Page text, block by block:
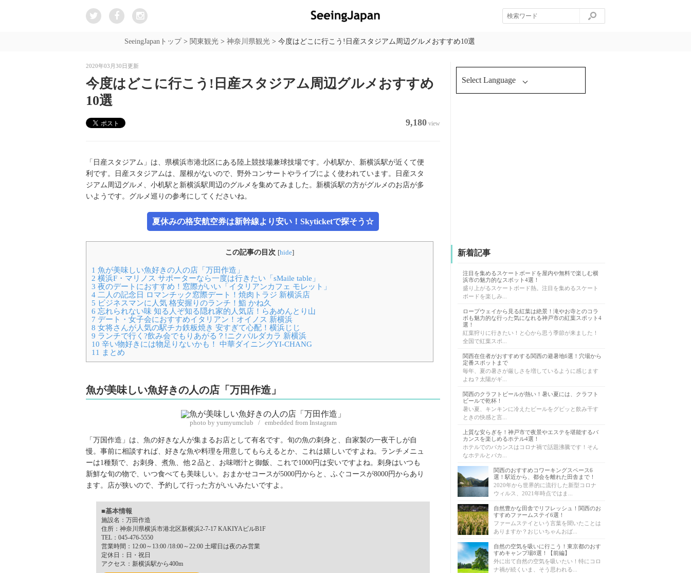
SeeingJapanトップ> 関東観光> 神奈川県観光> 今度はどこに行こう!日産スタジアム周辺グルメおすすめ10選
2020年03月30日更新
今度はどこに行こう!日産スタジアム周辺グルメおすすめ
10選
9,180 view
「日産スタジアム」は、県横浜市港北区にある陸上競技場兼球技場です。小机駅か、新横浜駅が近くて便
利です。日産スタジアムは、屋根がないので、野外コンサートやライブによく使われています。日産スタ
ジアム周辺グルメ、小机駅と新横浜駅周辺のグルメを集めてみました。新横浜駅の方がグルメのお店が多
いようです。グルメ巡りの参考にしてくださいね。
夏休みの格安航空券は新幹線より安い！Skyticketで探そう☆
この記事の目次 [hide]
1 魚が美味しい魚好きの人の店「万田作造」
2 横浜F・マリノス サポーターなら一度は行きたい「sMaile table」
3 夜のデートにおすすめ！窓際がいい「イタリアンカフェ モレット」
4 二人の記念日 ロマンチック窓際デート！焼肉トラジ 新横浜店
5 ビジネスマンに人気 格安握りのランチ！鮨 かね久
6 忘れられない味 知る人ぞ知る隠れ家的人気店！らあめんとり山
7 デート・女子会におすすめイタリアン！オイノス 新横浜
8 女将さんが人気の駅チカ鉄板焼き 安すぎて心配！横浜じじ
9 ランチで行く?飲み会でもりあがる？!ニクパルダカラ 新横浜
10 辛い物好きには物足りないかも！ 中華ダイニングYI-CHANG
11 まとめ
魚が美味しい魚好きの人の店「万田作造」
photo by yumyumclub / embedded from Instagram
「万国作造」は、魚の好きな人が集まるお店として有名です。旬の魚の刺身と、自家製の一夜干しが自
慢。事前に相談すれば、好きな魚や料理を用意してもらえるとか、これは嬉しいですよね。ランチメニュ
ーは1種類で、お刺身、煮魚、他２品と、お味噌汁と御飯、これで1000円は安いですよね。刺身はいつも
新鮮な旬の物で、いつ食べても美味しい。おまかせコースが5000円からと、ふぐコースが8000円からあり
ます。店が狭いので、予約して行った方がいいみたいですよ。
■基本情報
施設名：万田作造
住所：神奈川県横浜市港北区新横浜2-7-17 KAKIYAビルB1F
TEL：045-476-5550
営業時間：12:00～13:00 /18:00～22:00 土曜日は夜のみ営業
定休日：日・祝日
アクセス：新横浜駅から400m
Select Language
新着記事
注目を集めるスケートボードを屋内や無料で楽しむ横
浜市の魅力的なスポット4選！
盛り上がるスケートボード熱。注目を集めるスケート
ボードを楽しみ...
ロープウェイから見る紅葉は絶景！滝やお寺とのコラ
ボも魅力的な行った気になれる神戸市の紅葉スポット4
選！
紅葉狩りに行きたい！と心から思う季節が来ました！
全国で紅葉スポ...
関西在住者がおすすめする関西の避暑地6選！穴場から
定番スポットまで
毎年、夏の暑さが厳しさを増しているように感じます
よね？太陽がギ...
関西のクラフトビールが熱い！暑い夏には、クラフト
ビールで乾杯！
暑い夏、キンキンに冷えたビールをグビッと飲み干す
ときの快感と言...
上質な安らぎを！神戸市で夜景やエステを堪能するバ
カンスを楽しめるホテル4選！
ホテルでのバカンスはコロナ禍で話題沸騰です！そん
なホテルとバカ...
関西のおすすめコワーキングスペース6
選！駅近から、都会を離れた田舎まで！
2020年から世界的に流行した新型コロナ
ウィルス、2021年時点ではま...
自然豊かな田舎でリフレッシュ！関西のお
すすめファームステイ6選！
ファームステイという言葉を聞いたことは
ありますか？おじいちゃんおば...
自然の空気を吸いに行こう！東京都のおす
すめキャンプ場8選！【前編】
外に出て自然の空気を吸いたい！特にコロ
ナ禍が続くいま、そう思われる...